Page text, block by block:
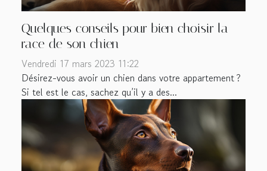
Quelques conseils pour bien choisir la
race de son chien
Vendredi 17 mars 2023 11:22
Désirez-vous avoir un chien dans votre appartement ?
Si tel est le cas, sachez qu’il y a des...